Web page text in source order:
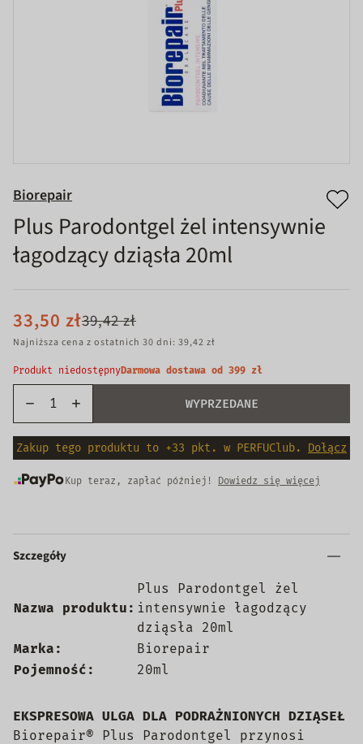
Biorepair
Plus Parodontgel żel intensywnie
łagodzący dziąsła 20ml
33,50 zł39,42 zł
Najniższa cena z ostatnich 30 dni: 39,42 zł
Produkt niedostępnyDarmowa dostawa od 399 zł
WYPRZEDANE
Zakup tego produktu to +33 pkt. w PERFUClub. Dołącz
Kup teraz, zapłać później! Dowiedz się więcej
Szczegóły
Nazwa produktu:
Plus Parodontgel żel
intensywnie łagodzący
dziąsła 20ml
Marka:
Biorepair
Pojemność:
20ml
EKSPRESOWA ULGA DLA PODRAŻNIONYCH DZIĄSEŁ
Biorepair® Plus Parodontgel przynosi